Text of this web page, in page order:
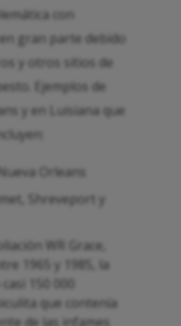
con
gran parte debido
y otros sitios de
Ejemplos de
y en Luisiana que
Orleans
Shreveport y
WR Grace,
1965 y 1985, la
150 000
que contenía
de las infames